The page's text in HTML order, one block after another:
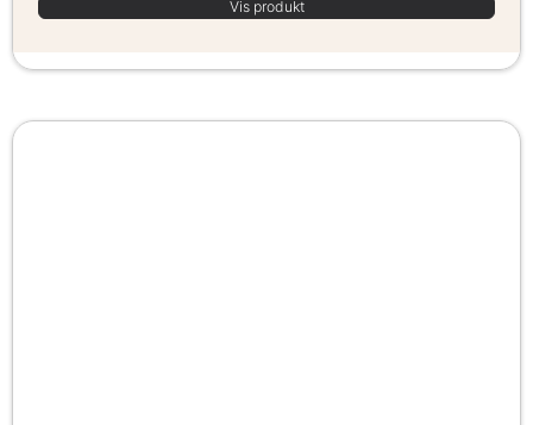
Vis produkt